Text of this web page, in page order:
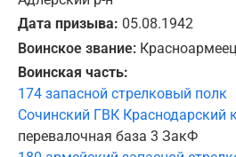
Дата призыва: 05.08.1942
Воинское звание: Красноармеец
Воинская часть:
174 запасной стрелковый полк
Сочинский ГВК Краснодарский
перевалочная база 3 ЗакФ